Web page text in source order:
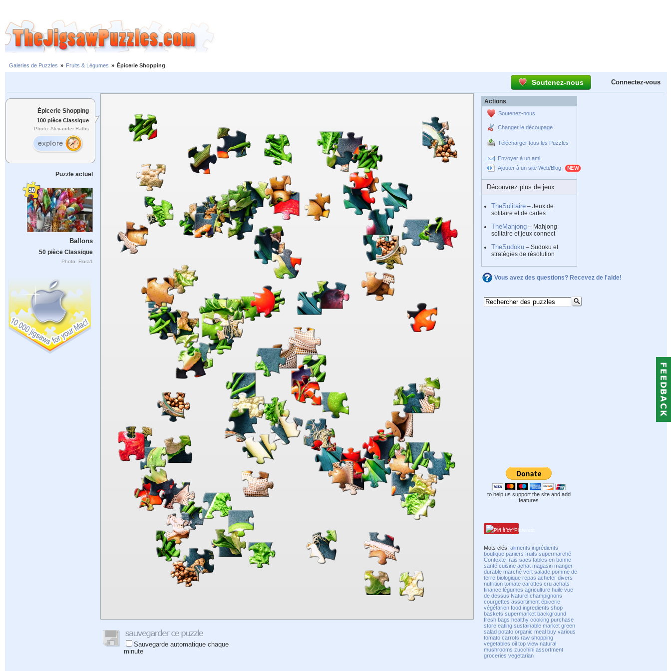
Galeries de Puzzles » Fruits & Légumes » Épicerie Shopping
Soutenez-nous Connectez-vous
Épicerie Shopping
100 pièce Classique
Photo: Alexander Raths
Puzzle actuel
Ballons
50 pièce Classique
Photo: Flora1
Sauvegarde automatique chaque
minute
Actions
Soutenez-nous
Changer le découpage
Télécharger tous les Puzzles
Envoyer à un ami
Ajouter à un site Web/Blog
Découvrez plus de jeux
TheSolitaire – Jeux de
solitaire et de cartes
TheMahjong – Mahjong
solitaire et jeux connect
TheSudoku – Sudoku et
stratégies de résolution
Vous avez des questions? Recevez de l'aide!
to help us support the site and add
features
Pinterest
Mots clés:aliments ingrédients
boutique paniers fruits supermarché
Contexte frais sacs tables en bonne
santé cuisine achat magasin manger
durable marché vert salade pomme de
terre biologique repas acheter divers
nutrition tomate carottes cru achats
finance légumes agriculture huile vue
de dessus Naturel champignons
courgettes assortiment épicerie
végétarien food ingredients shop
baskets supermarket background
fresh bags healthy cooking purchase
store eating sustainable market green
salad potato organic meal buy various
tomato carrots raw shopping
vegetables oil top view natural
mushrooms zucchini assortment
groceries vegetarian